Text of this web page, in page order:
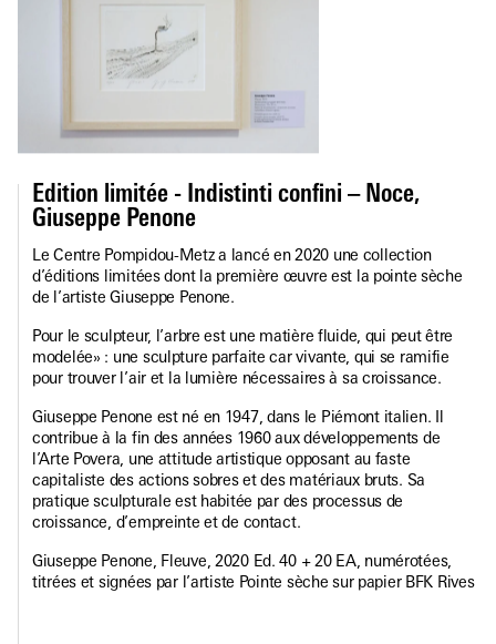
Edition limitée - Indistinti confini – Noce,
Giuseppe Penone
Le Centre Pompidou-Metz a lancé en 2020 une collection
d’éditions limitées dont la première œuvre est la pointe sèche
de l’artiste Giuseppe Penone.
Pour le sculpteur, l’arbre est une matière fluide, qui peut être
modelée» : une sculpture parfaite car vivante, qui se ramifie
pour trouver l’air et la lumière nécessaires à sa croissance.
Giuseppe Penone est né en 1947, dans le Piémont italien. Il
contribue à la fin des années 1960 aux développements de
l’Arte Povera, une attitude artistique opposant au faste
capitaliste des actions sobres et des matériaux bruts. Sa
pratique sculpturale est habitée par des processus de
croissance, d’empreinte et de contact.
Giuseppe Penone, Fleuve, 2020 Ed. 40 + 20 EA, numérotées,
titrées et signées par l’artiste Pointe sèche sur papier BFK Rives